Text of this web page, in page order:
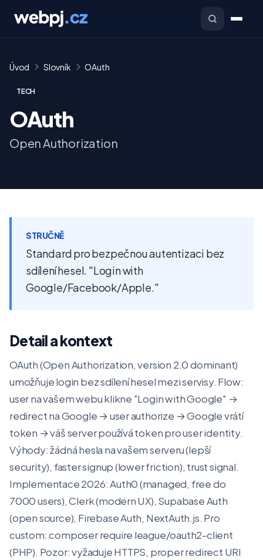
Úvod Slovník OAuth
TECH
OAuth
Open Authorization
STRUČNĚ
Standard pro bezpečnou autentizaci bez
sdílení hesel. "Login with
Google/Facebook/Apple."
Detail a kontext
OAuth (Open Authorization, version 2.0 dominant)
umožňuje login bez sdílení hesel mezi servisy. Flow:
user na vašem webu klikne "Login with Google" →
redirect na Google → user authorize → Google vrátí
token → váš server používá token pro user identity.
Výhody: žádná hesla na vašem serveru (lepší
security), faster signup (lower friction), trust signal.
Implementace 2026: Auth0 (managed, free do
7000 users), Clerk (modern UX), Supabase Auth
(open source), Firebase Auth, NextAuth.js. Pro
custom: composer require league/oauth2-client
(PHP). Pozor: vyžaduje HTTPS, proper redirect URI